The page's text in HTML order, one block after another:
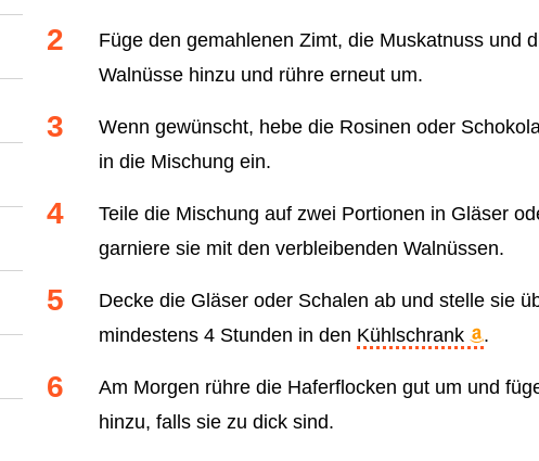
Füge den gemahlenen Zimt, die Muskatnuss und
Walnüsse hinzu und rühre erneut um.
Wenn gewünscht, hebe die Rosinen oder
in die Mischung ein.
Teile die Mischung auf zwei Portionen in Gläser
garniere sie mit den verbleibenden Walnüssen.
Decke die Gläser oder Schalen ab und stelle sie
mindestens 4 Stunden in den Kühlschrank .
Am Morgen rühre die Haferflocken gut um und
hinzu, falls sie zu dick sind.